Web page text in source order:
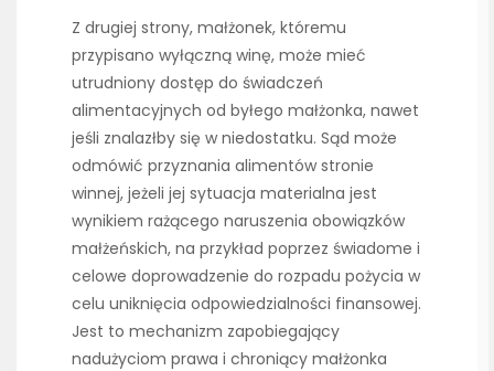
Z drugiej strony, małżonek, któremu
przypisano wyłączną winę, może mieć
utrudniony dostęp do świadczeń
alimentacyjnych od byłego małżonka, nawet
jeśli znalazłby się w niedostatku. Sąd może
odmówić przyznania alimentów stronie
winnej, jeżeli jej sytuacja materialna jest
wynikiem rażącego naruszenia obowiązków
małżeńskich, na przykład poprzez świadome i
celowe doprowadzenie do rozpadu pożycia w
celu uniknięcia odpowiedzialności finansowej.
Jest to mechanizm zapobiegający
nadużyciom prawa i chroniący małżonka